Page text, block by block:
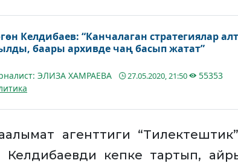
Келдибаев: “Канчалаган стратегиялар
жазылды, баары архивде чаң басып жатат”
ЭЛИЗА ХАМРАЕВА 27.05.2020, 21:50
55353
агенттиги
Келдибаевди кепке тартып,